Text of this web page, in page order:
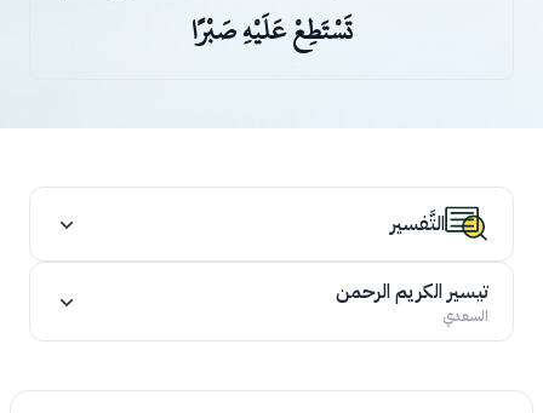
تَسْتَطِعْ عَلَيْهِ صَبْرًا
التَّفسير
تيسير الكريم الرحمن
السعدي